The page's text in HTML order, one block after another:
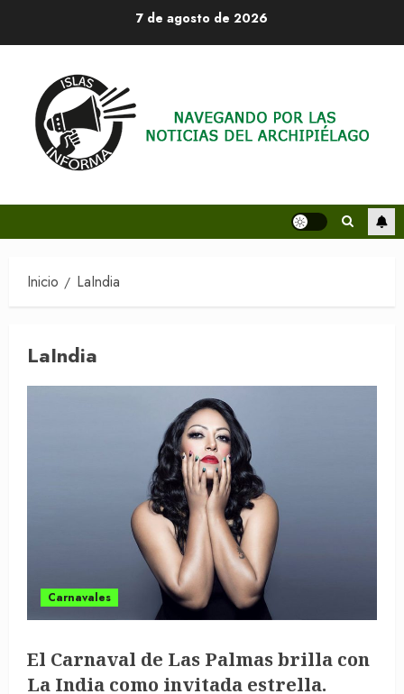
7 de agosto de 2026
Inicio LaIndia
LaIndia
Carnavales
El Carnaval de Las Palmas brilla con
La India como invitada estrella.